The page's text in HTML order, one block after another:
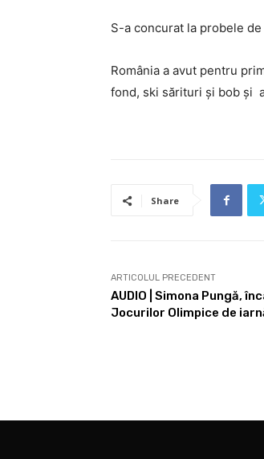
S-a concurat la probele
România a avut pentru
fond, ski sărituri și bob și
Share
ARTICOLUL PRECEDENT
AUDIO | Simona Pungă,
Jocurilor Olimpice de